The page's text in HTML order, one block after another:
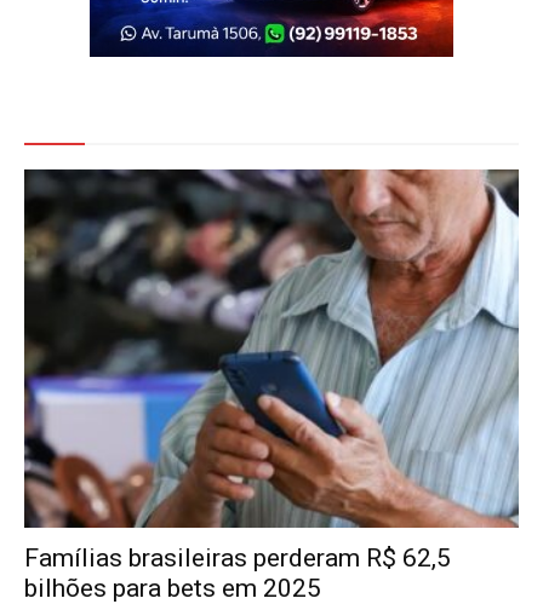
Famílias brasileiras perderam R$ 62,5
bilhões para bets em 2025